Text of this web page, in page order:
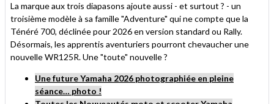
La marque aux trois diapasons ajoute aussi - et surtout ? - un
troisième modèle à sa famille "Adventure" qui ne compte que la
Ténéré 700, déclinée pour 2026 en version standard ou Rally.
Désormais, les apprentis aventuriers pourront chevaucher une
nouvelle WR125R. Une "toute" nouvelle ?
Une future Yamaha 2026 photographiée en pleine
séance… photo !